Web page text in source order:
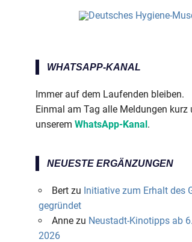
WHATSAPP-KANAL
Immer auf dem Laufenden bleiben.
Einmal am Tag alle Meldungen kurz
unserem WhatsApp-Kanal.
NEUESTE ERGÄNZUNGEN
Bertzu Initiative zum Erhalt des
gegründet
Annezu Neustadt-Kinotipps ab
2026